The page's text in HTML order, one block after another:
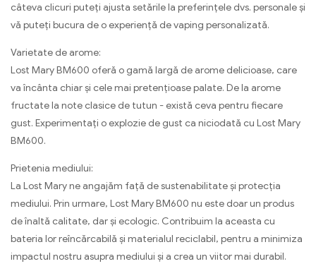
câteva clicuri puteți ajusta setările la preferințele dvs. personale și
vă puteți bucura de o experiență de vaping personalizată.
Varietate de arome:
Lost Mary BM600 oferă o gamă largă de arome delicioase, care
va încânta chiar și cele mai pretențioase palate. De la arome
fructate la note clasice de tutun - există ceva pentru fiecare
gust. Experimentați o explozie de gust ca niciodată cu Lost Mary
BM600.
Prietenia mediului:
La Lost Mary ne angajăm față de sustenabilitate și protecția
mediului. Prin urmare, Lost Mary BM600 nu este doar un produs
de înaltă calitate, dar și ecologic. Contribuim la aceasta cu
bateria lor reîncărcabilă și materialul reciclabil, pentru a minimiza
impactul nostru asupra mediului și a crea un viitor mai durabil.